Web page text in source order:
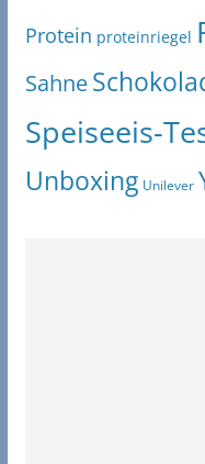
Protein proteinriegel
Sahne
Speiseeis-
Unboxing Unilever